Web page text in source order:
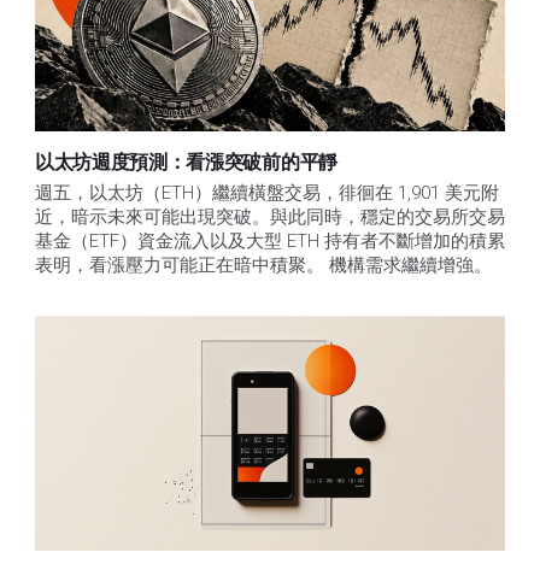
以太坊週度預測：看漲突破前的平靜
週五，以太坊（ETH）繼續橫盤交易，徘徊在 1,901 美元附
近，暗示未來可能出現突破。與此同時，穩定的交易所交易
基金（ETF）資金流入以及大型 ETH 持有者不斷增加的積累
表明，看漲壓力可能正在暗中積聚。 機構需求繼續增強。